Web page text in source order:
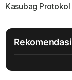
Kasubag
Rekomendasi